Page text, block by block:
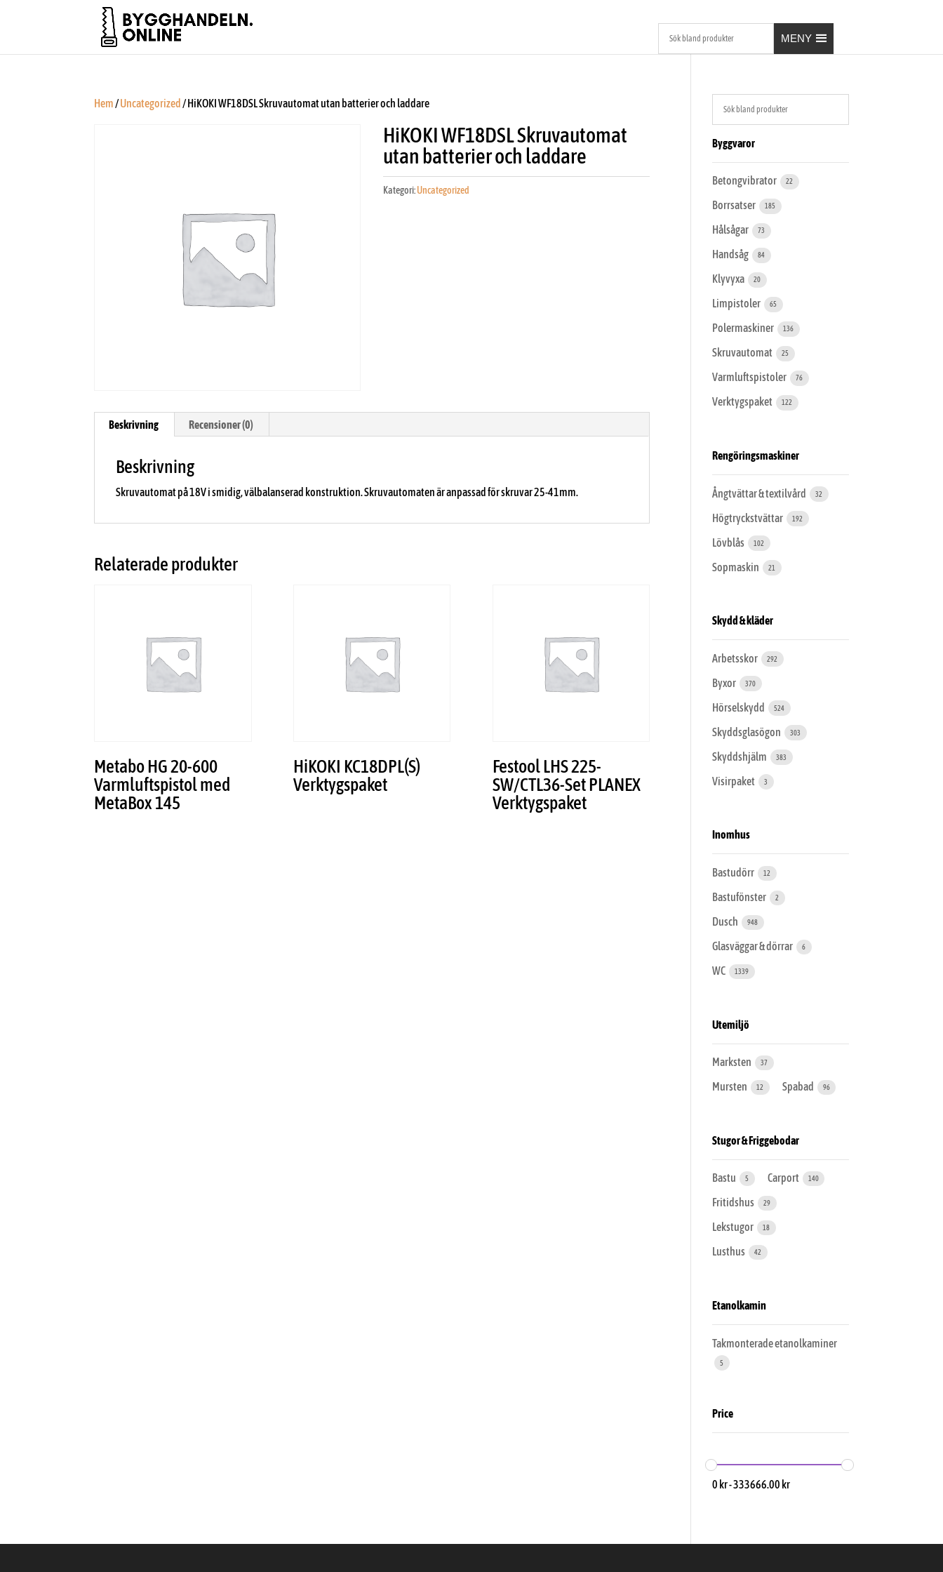
MENY
Hem/Uncategorized / HiKOKI WF18DSL Skruvautomat utan batterier och laddare
HiKOKI WF18DSL Skruvautomat
utan batterier och laddare
Kategori:Uncategorized
Beskrivning Recensioner (0)
Beskrivning
Skruvautomat på 18V i smidig, välbalanserad konstruktion. Skruvautomaten är anpassad för skruvar 25-41mm.
Relaterade produkter
Metabo HG 20-600
Varmluftspistol med
MetaBox 145
HiKOKI KC18DPL(S)
Verktygspaket
Festool LHS 225-
SW/CTL36-Set PLANEX
Verktygspaket
Byggvaror
Betongvibrator 22
Borrsatser 185
Hålsågar 73
Handsåg 84
Klyvyxa 20
Limpistoler 65
Polermaskiner 136
Skruvautomat 25
Varmluftspistoler 76
Verktygspaket 122
Rengöringsmaskiner
Ångtvättar & textilvård 32
Högtryckstvättar 192
Lövblås 102
Sopmaskin 21
Skydd & kläder
Arbetsskor 292
Byxor 370
Hörselskydd 524
Skyddsglasögon 303
Skyddshjälm 383
Visirpaket 3
Inomhus
Bastudörr 12
Bastufönster 2
Dusch 948
Glasväggar & dörrar 6
WC 1339
Utemiljö
Marksten 37
Mursten 12 Spabad 96
Stugor & Friggebodar
Bastu 5 Carport 140
Fritidshus 29
Lekstugor 18
Lusthus 42
Etanolkamin
Takmonterade etanolkaminer
5
Price
0 kr-333666.00 kr